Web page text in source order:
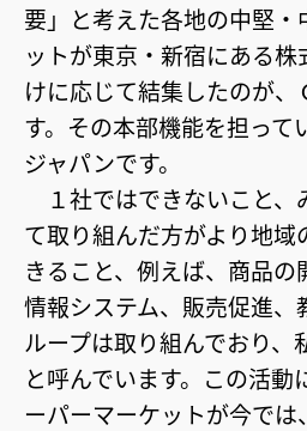
要」と考えた各地の中堅
ットが東京・新宿にある
けに応じて結集したのが、
す。その本部機能を担って
ジャパンです。
１社ではできないこと、
て取り組んだ方がより地域
きること、例えば、商品の
情報システム、販売促進、
ループは取り組んでおり、
と呼んでいます。この活動
ーパーマーケットが今で